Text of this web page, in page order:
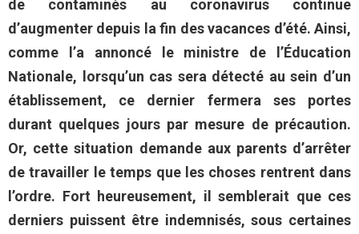
de contaminés au coronavirus continue
d’augmenter depuis la fin des vacances d’été. Ainsi,
comme l’a annoncé le ministre de l’Éducation
Nationale, lorsqu’un cas sera détecté au sein d’un
établissement, ce dernier fermera ses portes
durant quelques jours par mesure de précaution.
Or, cette situation demande aux parents d’arrêter
de travailler le temps que les choses rentrent dans
l’ordre. Fort heureusement, il semblerait que ces
derniers puissent être indemnisés, sous certaines